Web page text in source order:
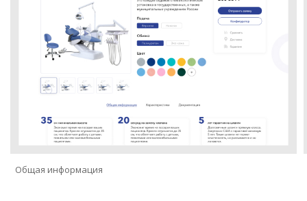
Общая информация